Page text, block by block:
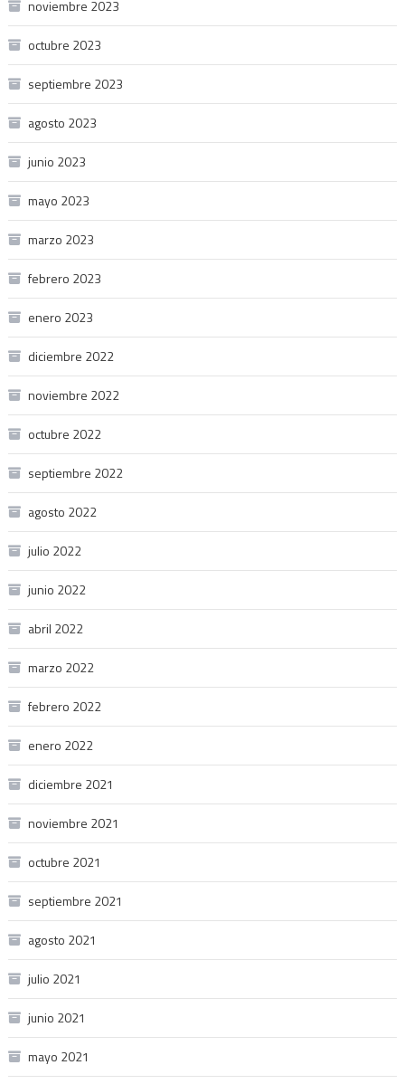
noviembre 2023
octubre 2023
septiembre 2023
agosto 2023
junio 2023
mayo 2023
marzo 2023
febrero 2023
enero 2023
diciembre 2022
noviembre 2022
octubre 2022
septiembre 2022
agosto 2022
julio 2022
junio 2022
abril 2022
marzo 2022
febrero 2022
enero 2022
diciembre 2021
noviembre 2021
octubre 2021
septiembre 2021
agosto 2021
julio 2021
junio 2021
mayo 2021